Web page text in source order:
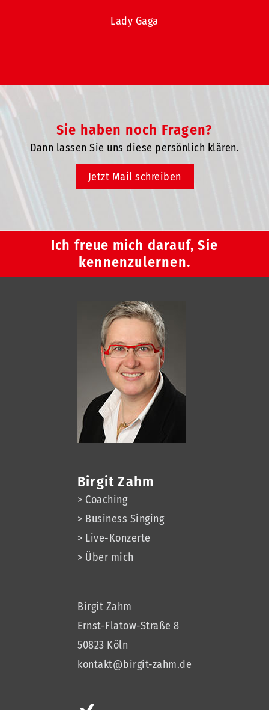
Lady Gaga
Sie haben noch Fragen?
Dann lassen Sie uns diese persönlich klären.
Jetzt Mail schreiben
Ich freue mich darauf, Sie
kennenzulernen.
Birgit Zahm
> Coaching
> Business Singing
> Live-Konzerte
> Über mich
Birgit Zahm
Ernst-Flatow-Straße 8
50823 Köln
kontakt@birgit-zahm.de